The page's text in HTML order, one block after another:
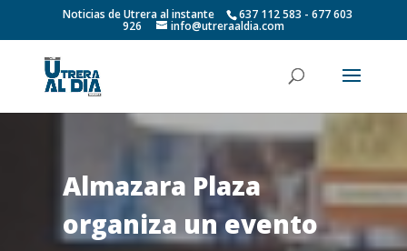
Noticias de Utrera al instante 637 112 583 - 677 603
926 info@utreraaldia.com
Almazara Plaza
organiza un evento